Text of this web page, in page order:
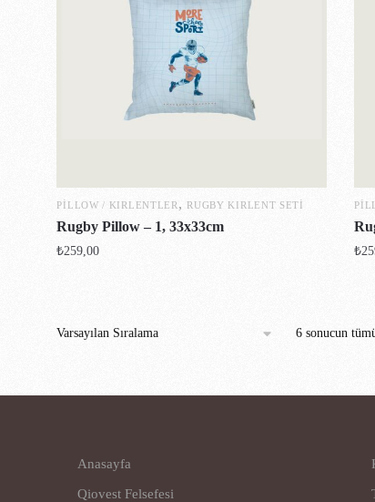
PILLOW / KIRLENTLER ,RUGBY KIRLENT SETI
Rugby Pillow – 1, 33x33cm
₺259,00 ₺
6 sonucun
Anasayfa
Qiovest Felsefesi